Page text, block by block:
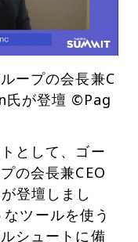
ープの会長兼C
氏が登壇 ©Pag
として、ゴー
の会長兼CEO
登壇しまし
ツールを使う
シュートに備